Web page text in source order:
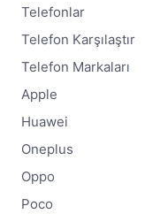
Telefonlar
Telefon Karşılaştır
Telefon Markaları
Apple
Huawei
Oneplus
Oppo
Poco